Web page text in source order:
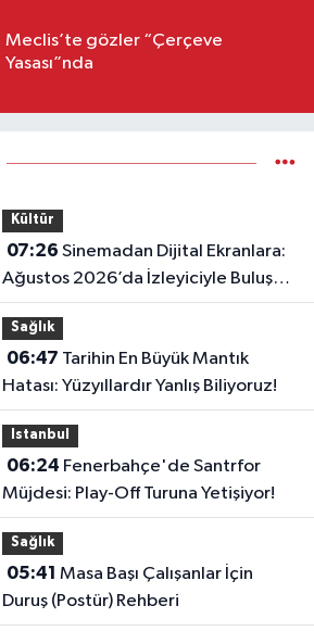
Meclis’te gözler “Çerçeve
Yasası”nda
Kültür
07:26
Ağustos 2026’da İzleyiciyle Buluşan
En İddialı Yapımlar
Sağlık
06:47
Hatası: Yüzyıllardır Yanlış Biliyoruz!
Istanbul
06:24
Müjdesi: Play-Off Turuna Yetişiyor!
Sağlık
05:41
Duruş (Postür) Rehberi